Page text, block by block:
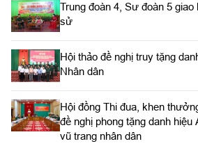
Trung đoàn 4, Sư đoàn 5
sử
Hội thảo đề nghị truy tặng
Nhân dân
Hội đồng Thi đua, khen
đề nghị phong tặng danh
vũ trang nhân dân